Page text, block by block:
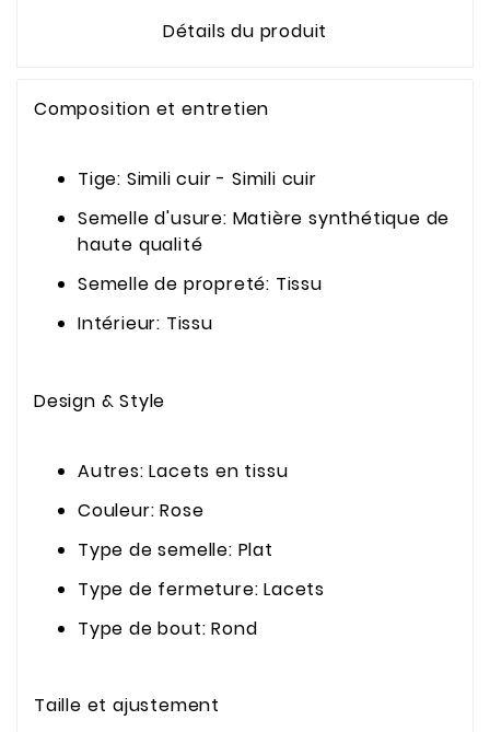
Détails du produit
Composition et entretien
Tige: Simili cuir - Simili cuir
Semelle d'usure: Matière synthétique de
haute qualité
Semelle de propreté: Tissu
Intérieur: Tissu
Design & Style
Autres: Lacets en tissu
Couleur: Rose
Type de semelle: Plat
Type de fermeture: Lacets
Type de bout: Rond
Taille et ajustement